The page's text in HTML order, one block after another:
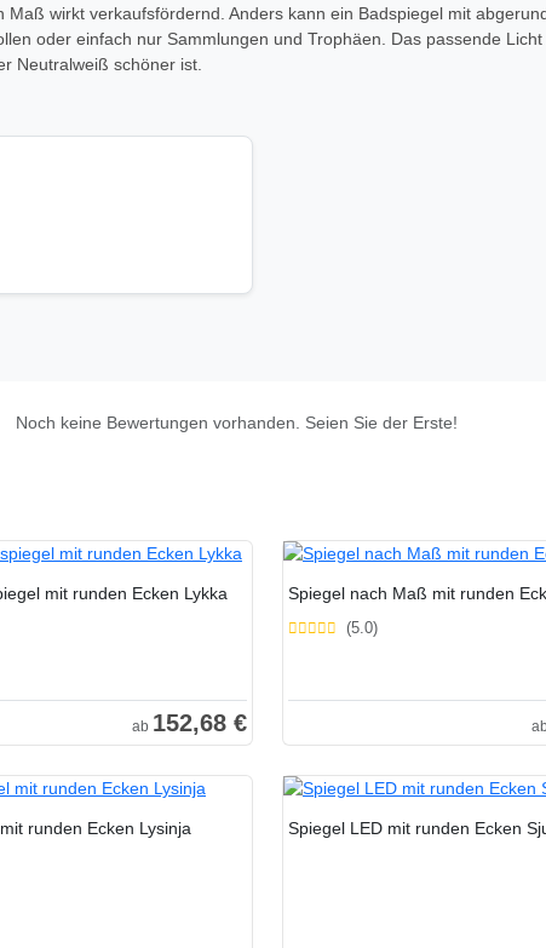
wirkt verkaufsfördernd. Anders kann ein Badspiegel mit
oder einfach nur Sammlungen und Trophäen. Das passende
Neutralweiß schöner ist.
Noch keine Bewertungen vorhanden. Seien Sie der Erste!
mit runden Ecken Lykka
ab 152,68 €
Spiegel nach Maß mit runden
(5.0)
runden Ecken Lysinja
Spiegel LED mit runden Ecken